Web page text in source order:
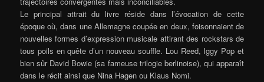
Le principal attrait du livre réside dans l’évocation de cette
époque où, dans une Allemagne coupée en deux, foisonnaient de
nouvelles formes d’expression musicale attirant des rockstars de
tous poils en quête d’un nouveau souffle. Lou Reed, Iggy Pop et
bien sûr David Bowie (sa fameuse trilogie berlinoise), qui apparaît
dans le récit ainsi que Nina Hagen ou Klaus Nomi.